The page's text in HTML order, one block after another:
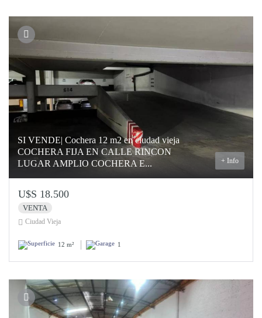
SI VENDE| Cochera 12 m2 en ciudad vieja
COCHERA FIJA EN CALLE RINCON
LUGAR AMPLIO COCHERA E...
+ Info
U$S 18.500
VENTA
Ciudad Vieja
12 m² 1